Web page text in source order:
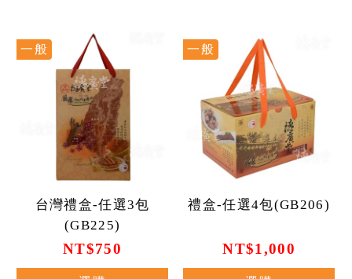
一般
台灣禮盒-任選3包
(GB225)
NT$750
一般
禮盒-任選4包(GB206)
NT$1,000